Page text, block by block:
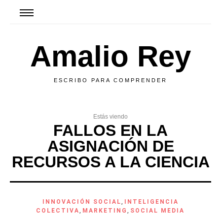
Amalio Rey
ESCRIBO PARA COMPRENDER
Estás viendo
FALLOS EN LA
ASIGNACIÓN DE
RECURSOS A LA CIENCIA
INNOVACIÓN SOCIAL,
INTELIGENCIA
COLECTIVA, MARKETING, SOCIAL MEDIA